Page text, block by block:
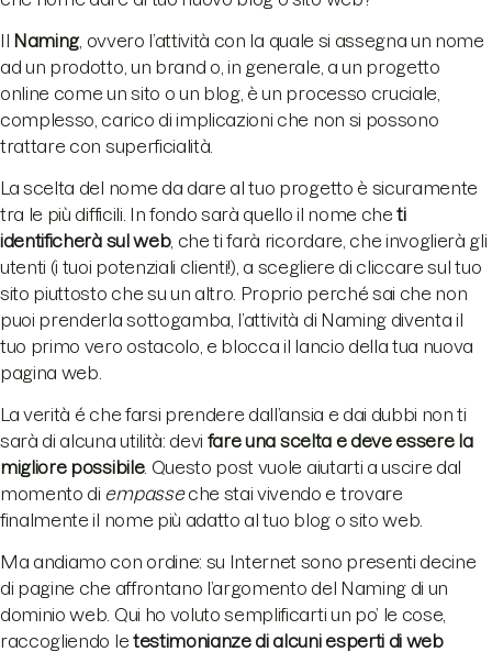
Il Naming, ovvero l’attività con la quale si assegna un nome
ad un prodotto, un brand o, in generale, a un progetto
online come un sito o un blog, è un processo cruciale,
complesso, carico di implicazioni che non si possono
trattare con superficialità.
La scelta del nome da dare al tuo progetto è sicuramente
tra le più difficili. In fondo sarà quello il nome cheti
identificherà sul web, che ti farà ricordare, che invoglierà gli
utenti (i tuoi potenziali clienti!), a scegliere di cliccare sul tuo
sito piuttosto che su un altro. Proprio perché sai che non
puoi prenderla sottogamba, l’attività di Naming diventa il
tuo primo vero ostacolo, e blocca il lancio della tua nuova
pagina web.
La verità é che farsi prendere dall’ansia e dai dubbi non ti
sarà di alcuna utilità: devi fare una scelta e deve essere la
migliore possibile. Questo post vuole aiutarti a uscire dal
momento di empasseche stai vivendo e trovare
finalmente il nome più adatto al tuo blog o sito web.
Ma andiamo con ordine: su Internet sono presenti decine
di pagine che affrontano l’argomento del Naming di un
dominio web. Qui ho voluto semplificarti un po’ le cose,
raccogliendo le testimonianze di alcuni esperti di web